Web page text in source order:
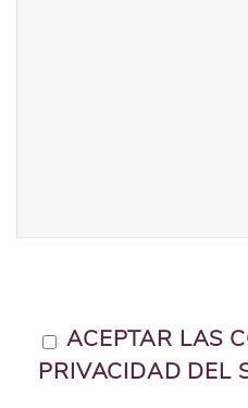
ACEPTAR LAS
PRIVACIDAD DEL